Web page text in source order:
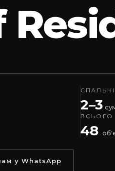
2–3
ВСЬОГО
48
у WhatsApp